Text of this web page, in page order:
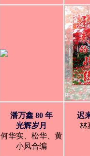
潘万鑫 80 年
光辉岁月
何华实、松华、黄
小凤合编
迟
林